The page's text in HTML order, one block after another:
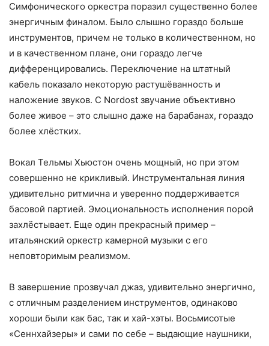
Симфонического оркестра поразил существенно более
энергичным финалом. Было слышно гораздо больше
инструментов, причем не только в количественном, но
и в качественном плане, они гораздо легче
дифференцировались. Переключение на штатный
кабель показало некоторую растушёванность и
наложение звуков. С Nordost звучание объективно
более живое – это слышно даже на барабанах, гораздо
более хлёстких.
Вокал Тельмы Хьюстон очень мощный, но при этом
совершенно не крикливый. Инструментальная линия
удивительно ритмична и уверенно поддерживается
басовой партией. Эмоциональность исполнения порой
захлёстывает. Еще один прекрасный пример –
итальянский оркестр камерной музыки с его
неповторимым реализмом.
В завершение прозвучал джаз, удивительно энергично,
с отличным разделением инструментов, одинаково
хороши были как бас, так и хай-хэты. Восьмисотые
«Сеннхайзеры» и сами по себе – выдающие наушники,